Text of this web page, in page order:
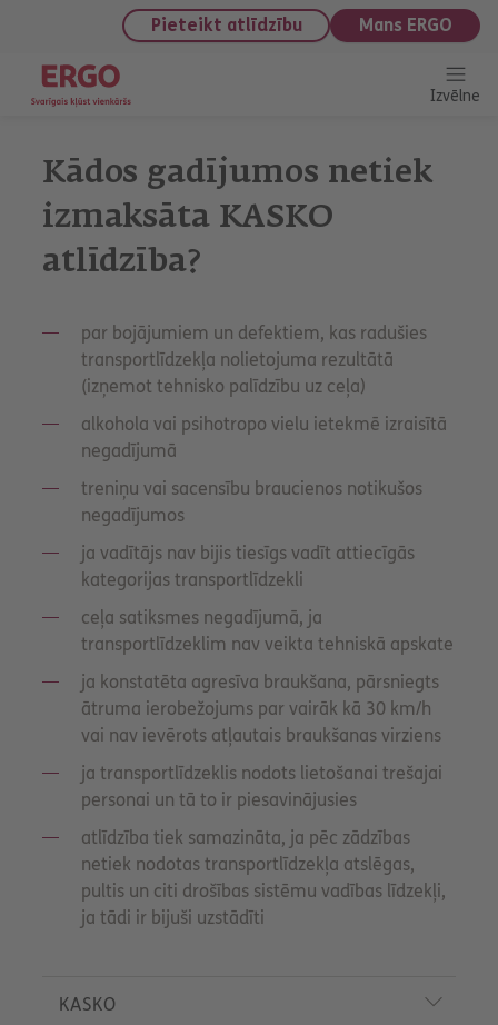
saturu
Pieteikt atlīdzību Mans ERGO
Izvēlne
Kādos gadījumos netiek
izmaksāta KASKO
atlīdzība?
par bojājumiem un defektiem, kas radušies
transportlīdzekļa nolietojuma rezultātā
(izņemot tehnisko palīdzību uz ceļa)
alkohola vai psihotropo vielu ietekmē izraisītā
negadījumā
treniņu vai sacensību braucienos notikušos
negadījumos
ja vadītājs nav bijis tiesīgs vadīt attiecīgās
kategorijas transportlīdzekli
ceļa satiksmes negadījumā, ja
transportlīdzeklim nav veikta tehniskā apskate
ja konstatēta agresīva braukšana, pārsniegts
ātruma ierobežojums par vairāk kā 30 km/h
vai nav ievērots atļautais braukšanas virziens
ja transportlīdzeklis nodots lietošanai trešajai
personai un tā to ir piesavinājusies
atlīdzība tiek samazināta, ja pēc zādzības
netiek nodotas transportlīdzekļa atslēgas,
pultis un citi drošības sistēmu vadības līdzekļi,
ja tādi ir bijuši uzstādīti
KASKO